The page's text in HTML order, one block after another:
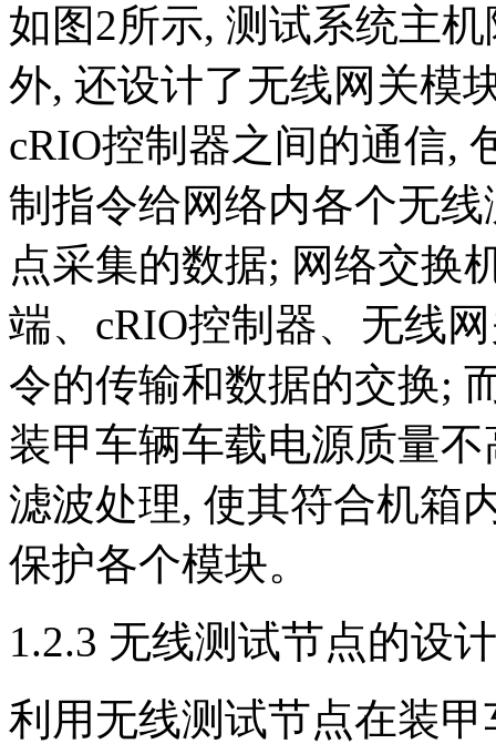
如图2所示, 测试系统主
外, 还设计了无线网关模
cRIO控制器之间的通信,
制指令给网络内各个无
点采集的数据; 网络交换
端、cRIO控制器、无线
令的传输和数据的交换;
装甲车辆车载电源质量
滤波处理, 使其符合机箱
保护各个模块。
1.2.3 无线测试节点的设计
利用无线测试节点在装